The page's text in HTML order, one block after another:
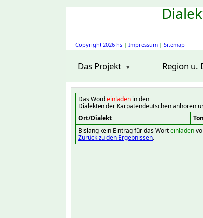
Copyright 2026 hs | Impressum | Sitemap
Das Projekt Region u.
Das Wordeinladen in den
Dialekten der Karpatendeutschen anhören
Ort/Dialekt
Bislang kein Eintrag für das Worteinladen
Zurück zu den Ergebnissen.